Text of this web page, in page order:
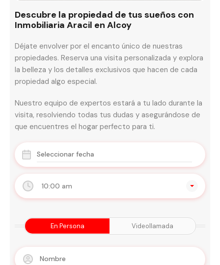
10:00 am
En Persona Videollamada
Descubre la propiedad de tus sueños con
Inmobiliaria Aracil en Alcoy
Déjate envolver por el encanto único de nuestras
propiedades. Reserva una visita personalizada y explora
la belleza y los detalles exclusivos que hacen de cada
propiedad algo especial.
Nuestro equipo de expertos estará a tu lado durante la
visita, resolviendo todas tus dudas y asegurándose de
que encuentres el hogar perfecto para ti.